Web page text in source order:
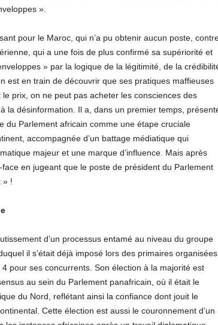
».
pour le Maroc, qui n’a pu obtenir aucun poste,
qui a une fois de plus confirmé sa supériorité et
» par la logique de la légitimité, de la
est en train de découvrir que ses pratiques maffieuses
prix, on ne peut pas acheter les consciences des
la désinformation. Il a, dans un premier temps,
du Parlement africain comme une étape cruciale
accompagnée d’un battage médiatique qui
majeur et une marque d’influence. Mais après
face en jugeant que le poste de président du Parlement
» !
d’un processus entamé au niveau du groupe
il s’était déjà imposé lors des primaires organisées
pour ses concurrents. Son élection à la majorité est
au sein du Parlement panafricain, où il était le
du Nord, reflétant ainsi la confiance dont jouit le
Cette élection est aussi le couronnement d’un